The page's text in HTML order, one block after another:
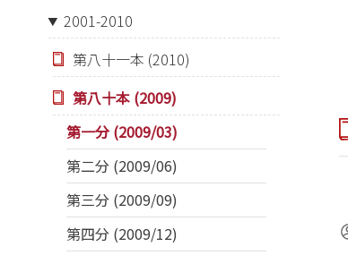
2001-2010
第八十一本 (2010)
第八十本 (2009)
第一分 (2009/03)
第二分 (2009/06)
第三分 (2009/09)
第四分 (2009/12)